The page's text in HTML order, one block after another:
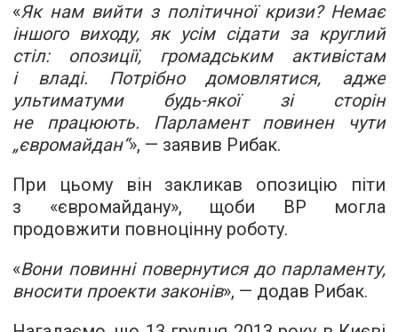
«Як нам вийти з політичної кризи? Немає
іншого виходу, як усім сідати за круглий
стіл: опозиції, громадським активістам
і владі. Потрібно домовлятися, адже
ультиматуми будь-якої зі сторін
не працюють. Парламент повинен чути
„євромайдан“», — заявив Рибак.
При цьому він закликав опозицію піти
з «євромайдану», щоби ВР могла
продовжити повноцінну роботу.
«Вони повинні повернутися до парламенту,
вносити проекти законів», — додав Рибак.